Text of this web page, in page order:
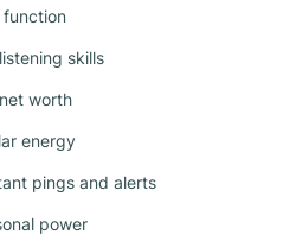
function
skills
worth
energy
pings and alerts
power